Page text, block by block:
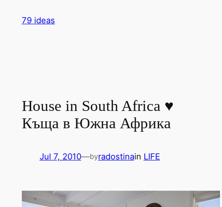
79 ideas
House in South Africa ♥
Къща в Южна Африка
Jul 7, 2010—byradostinain LIFE